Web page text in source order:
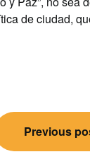
de ciudad,
Previous